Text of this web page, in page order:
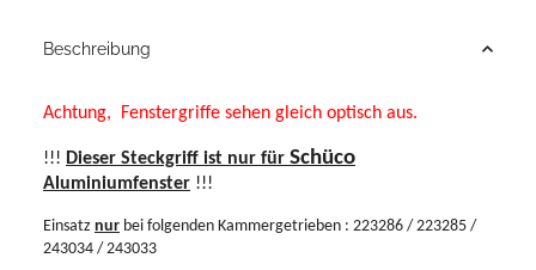
Beschreibung
Achtung, Fenstergriffe sehen gleich optisch aus.
!!! Dieser Steckgriff ist nur für Schüco
Aluminiumfenster !!!
Einsatz nur bei folgenden Kammergetrieben : 223286 / 223285 /
243034 / 243033